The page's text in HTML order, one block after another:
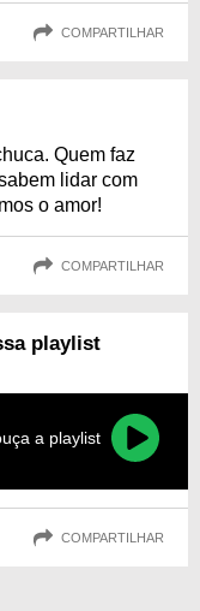
COMPARTILHAR
Quem faz
lidar com
o amor!
COMPARTILHAR
playlist
a playlist
COMPARTILHAR